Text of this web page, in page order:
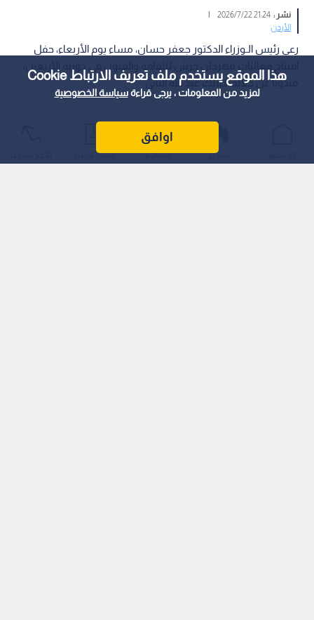
هذا الموقع يستخدم ملف تعريف الارتباط Cookie
لمزيد من المعلومات ، يرجى قراءةسياسة الخصوصية
اوافق
نشر :21:24 2026/7/22
|
الأردن
رعى رئيس الـوزراء الدكتور جعفر حسان، مساء يوم الأربعاء، حفل
مندوبا عن جلالة الـملك عبد الله الثاني.
عواجل المباشر أحدث الأخبار